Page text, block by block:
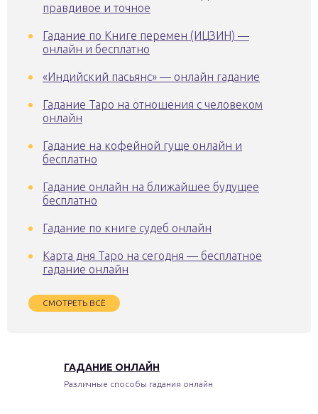
правдивое и точное
Гадание по Книге перемен (ИЦЗИН) —
онлайн и бесплатно
«Индийский пасьянс» — онлайн гадание
Гадание Таро на отношения с человеком
онлайн
Гадание на кофейной гуще онлайн и
бесплатно
Гадание онлайн на ближайшее будущее
бесплатно
Гадание по книге судеб онлайн
Карта дня Таро на сегодня — бесплатное
гадание онлайн
СМОТРЕТЬ ВСЁ
ГАДАНИЕ ОНЛАЙН
Различные способы гадания онлайн